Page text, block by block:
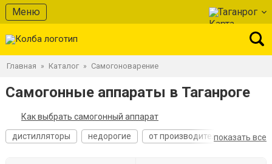
Меню Таганрог
Главная » Каталог » Самогоноварение
Самогонные аппараты в Таганроге
Как выбрать самогонный аппарат
показать все
дистилляторы недорогие от производителя лучшие